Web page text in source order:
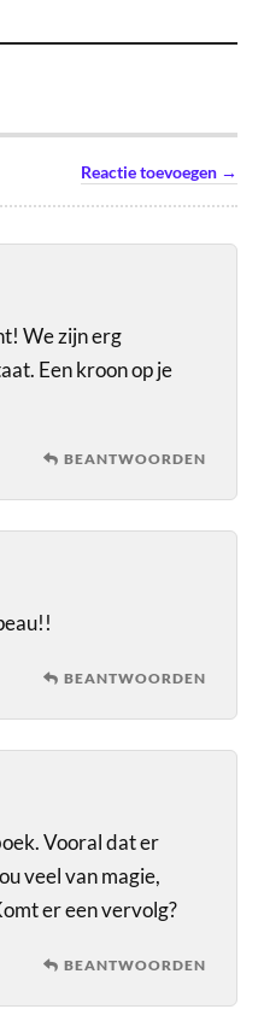
Reactie toevoegen →
We zijn erg
Een kroon op je
BEANTWOORDEN
BEANTWOORDEN
Vooral dat er
veel van magie,
er een vervolg?
BEANTWOORDEN